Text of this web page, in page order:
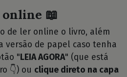
📖
de ler online o livro, além
versão de papel caso tenha
" LEIA AGORA" (que está
👇) ou clique direto na capa